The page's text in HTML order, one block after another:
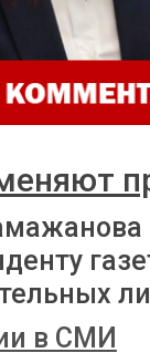
в СМИ